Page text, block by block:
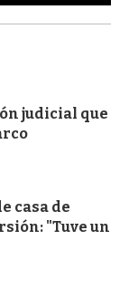
judicial que
casa de
"Tuve un